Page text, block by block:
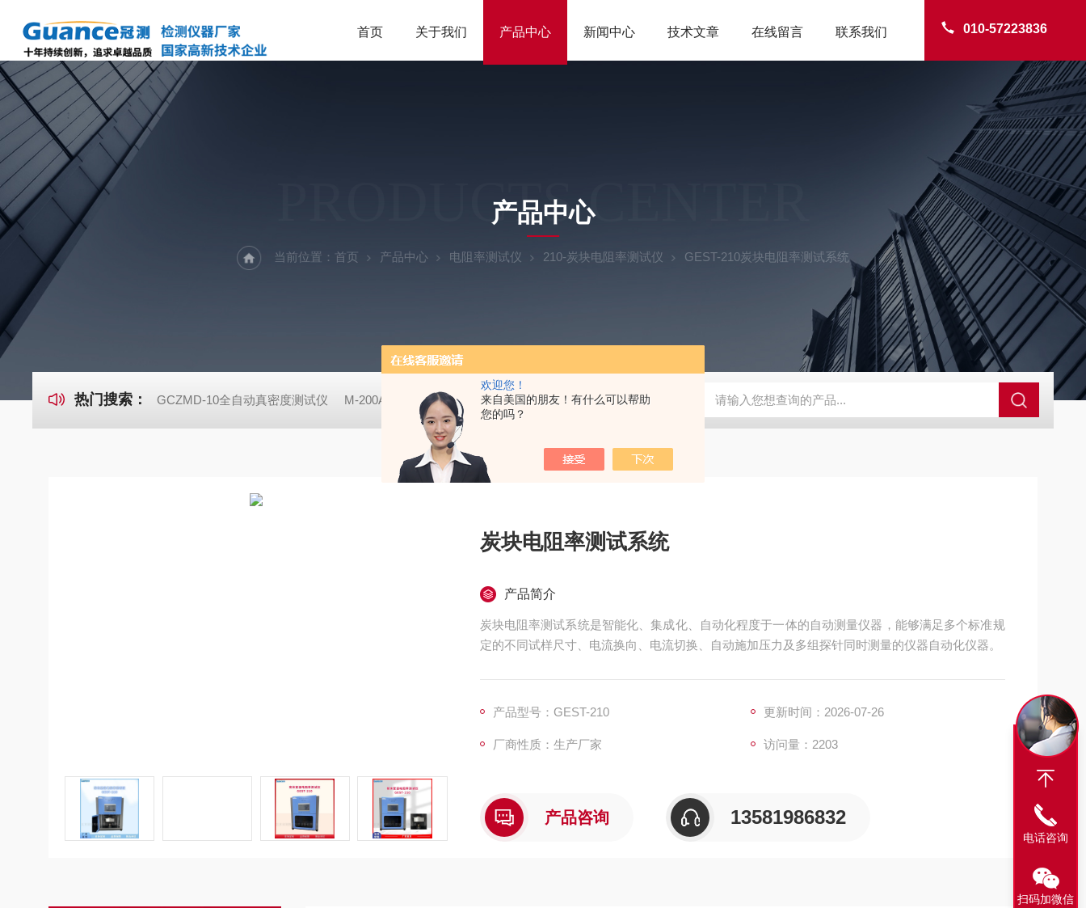
欢迎您！
来自美国的朋友！有什么可以帮助
您的吗？
010-57223836
首页 关于我们 产品中心 新闻中心 技术文章 在线留言 联系我们
PRODUCTS CENTER
产品中心
当前位置： 首页 产品中心 电阻率测试仪 210-炭块电阻率测试仪 GEST-210炭块电阻率测试系统
热门搜索： GCZMD-10全自动真密度测试仪 M-200A微动摩擦磨损实验机 GCDDJ-50Kv电压击穿试验仪-微机控制 GCDDJ-50Kv绝缘材料电压击穿强度试验机 GCDDJ-100Kv
炭块电阻率测试系统
产品简介
炭块电阻率测试系统是智能化、集成化、自动化程度于一体的自动测量仪器，能够满足多个标准规
定的不同试样尺寸、电流换向、电流切换、自动施加压力及多组探针同时测量的仪器自动化仪器。
产品型号：GEST-210 更新时间：2026-07-26
厂商性质：生产厂家 访问量：2203
产品咨询 13581986832
电话咨询
扫码加微信